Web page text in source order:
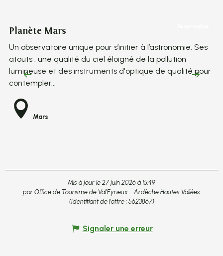
Planète Mars
Un observatoire unique pour s’initier à l’astronomie. Ses
atouts : une qualité du ciel éloigné de la pollution
lumineuse et des instruments d'optique de qualité pour
contempler...
Mars
Mis à jour le 27 juin 2026 à 15:49
par Office de Tourisme de Val'Eyrieux - Ardèche Hautes Vallées
(Identifiant de l'offre : 5623867)
Signaler une erreur